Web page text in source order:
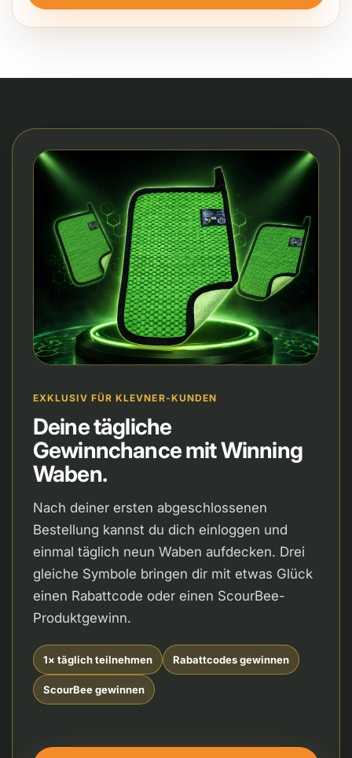
EXKLUSIV FÜR KLEVNER-KUNDEN
Deine tägliche
Gewinnchance mit Winning
Waben.
Nach deiner ersten abgeschlossenen
Bestellung kannst du dich einloggen und
einmal täglich neun Waben aufdecken. Drei
gleiche Symbole bringen dir mit etwas Glück
einen Rabattcode oder einen ScourBee-
Produktgewinn.
1× täglich teilnehmen Rabattcodes gewinnen
ScourBee gewinnen